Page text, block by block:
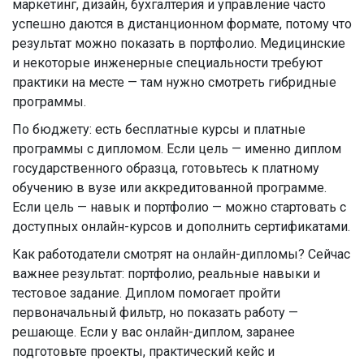
маркетинг, дизайн, бухгалтерия и управление часто
успешно даются в дистанционном формате, потому что
результат можно показать в портфолио. Медицинские
и некоторые инженерные специальности требуют
практики на месте — там нужно смотреть гибридные
программы.
По бюджету: есть бесплатные курсы и платные
программы с дипломом. Если цель — именно диплом
государственного образца, готовьтесь к платному
обучению в вузе или аккредитованной программе.
Если цель — навык и портфолио — можно стартовать с
доступных онлайн-курсов и дополнить сертификатами.
Как работодатели смотрят на онлайн-дипломы? Сейчас
важнее результат: портфолио, реальные навыки и
тестовое задание. Диплом помогает пройти
первоначальный фильтр, но показать работу —
решающе. Если у вас онлайн-диплом, заранее
подготовьте проекты, практический кейс и